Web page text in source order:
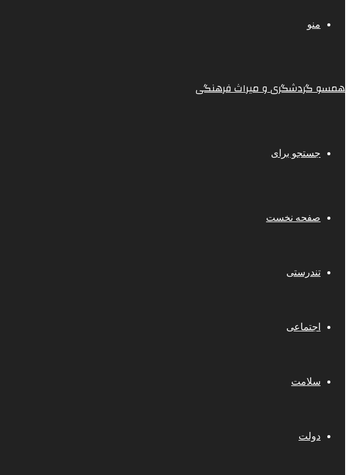
منو
همسو گردشگری و میراث فرهنگی
جستجو برای
صفحه نخست
تندرستی
اجتماعی
سلامت
دولت